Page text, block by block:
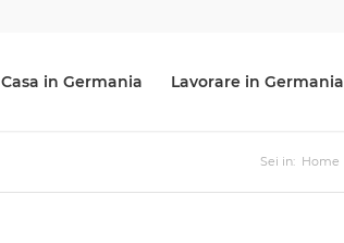
Casa in Germania Lavorare in Germania
Sei in: Home